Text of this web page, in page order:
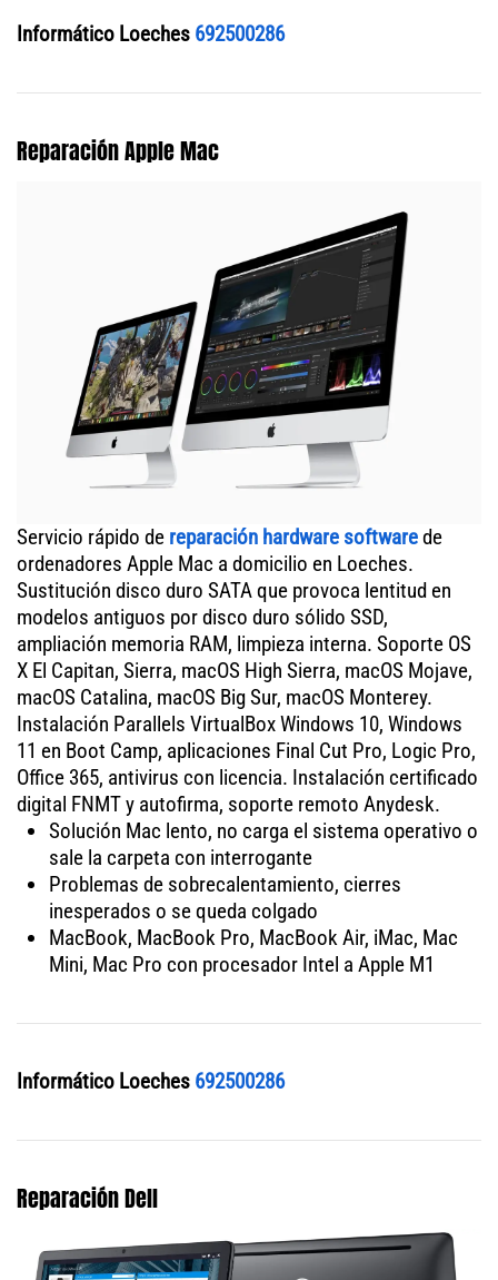
Informático Loeches 692500286
Reparación Apple Mac
Servicio rápido de reparación hardware softwarede
ordenadores Apple Mac a domicilio en Loeches.
Sustitución disco duro SATA que provoca lentitud en
modelos antiguos por disco duro sólido SSD,
ampliación memoria RAM, limpieza interna. Soporte OS
X El Capitan, Sierra, macOS High Sierra, macOS Mojave,
macOS Catalina, macOS Big Sur, macOS Monterey.
Instalación Parallels VirtualBox Windows 10, Windows
11 en Boot Camp, aplicaciones Final Cut Pro, Logic Pro,
Office 365, antivirus con licencia. Instalación certificado
digital FNMT y autofirma, soporte remoto Anydesk.
Solución Mac lento, no carga el sistema operativo o
sale la carpeta con interrogante
Problemas de sobrecalentamiento, cierres
inesperados o se queda colgado
MacBook, MacBook Pro, MacBook Air, iMac, Mac
Mini, Mac Pro con procesador Intel a Apple M1
Informático Loeches 692500286
Reparación Dell